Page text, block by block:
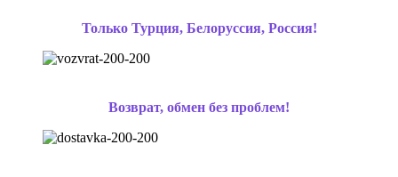
Только Турция, Белоруссия, Россия!
Возврат, обмен без проблем!